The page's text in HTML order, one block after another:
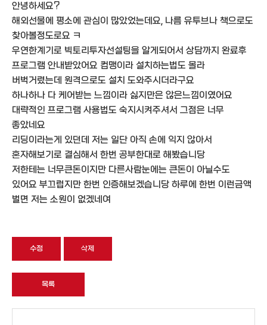
안녕하세요?
해외선물에 평소에 관심이 많았었는데요, 나름 유투브나 책으로도
찾아볼정도로요 ㅋ
우연한계기로 빅토리투자선설팅을 알게되어서 상담까지 완료후
프로그램 안내받았어요 컴맹이라 설치하는법도 몰라
버벅거렸는데 원격으로도 설치 도와주시더라구요
하나하나 다 케어받는 느낌이라 싫지만은 않은느낌이였어요
대략적인 프로그램 사용법도 숙지시켜주셔서 그점은 너무
좋았네요
리딩이라는게 있던데 저는 일단 아직 손에 익지 않아서
혼자해보기로 결심해서 한번 공부한대로 해봤습니당
저한테는 너무큰돈이지만 다른사람눈에는 큰돈이 아닐수도
있어요 부끄럽지만 한번 인증해보겠습니당 하루에 한번 이런금액
벌면 저는 소원이 없겠네여
수정 삭제
목록